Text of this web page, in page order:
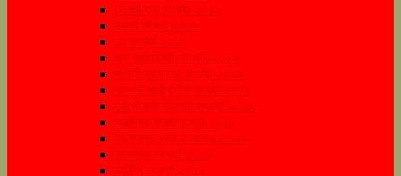
দোলযাত্রা সংখ্যা ২০১৯
নববর্ষ সংখ্যা ২০১৯
মে সংখ্যা ২০১৯
জুন জামাইষষ্ঠী সংখ্যা ২০১৯
জুলাই রথযাত্রা সংখ্যা ২০১৯
আগস্ট রাখীপূর্ণিমা সংখ্যা ২০১৯
সেপ্টেম্বর মহালয়া সংখ্যা ২০১৯
অক্টোবর শারদ সংখ্যা ২০১৯
ডিসেম্বর বড়দিন সংখ্যা ২০১৯
নভেম্বর সংখ্যা ২০১৯
বড়দিন সংখ্যা ২০১৯